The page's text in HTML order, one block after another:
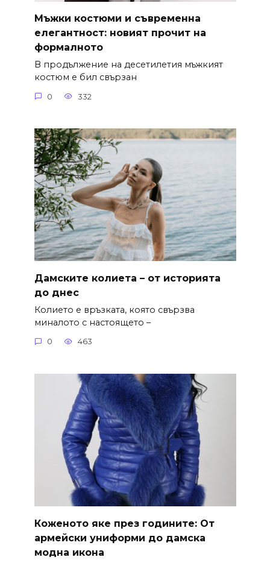
Мъжки костюми и съвременна
елегантност: новият прочит на
формалното
В продължение на десетилетия мъжкият
костюм е бил свързан
0 332
Дамските колиета – от историята
до днес
Колието е връзката, която свързва
миналото с настоящето –
0 463
Коженото яке през годините: От
армейски униформи до дамска
модна икона